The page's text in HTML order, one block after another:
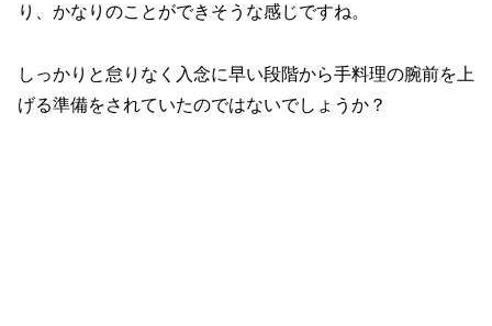
り、かなりのことができそうな感じですね。
しっかりと怠りなく入念に早い段階から手料理の腕前を上
げる準備をされていたのではないでしょうか？